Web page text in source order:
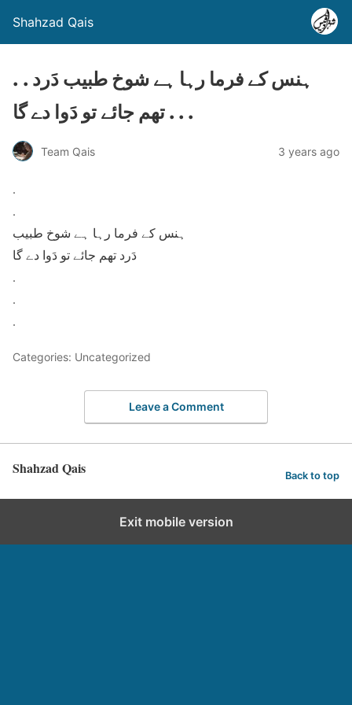
Shahzad Qais
. . ہنس کے فرما رہا ہے شوخ طبیب دَرد
تھم جائے تو دَوا دے گا . . .
Team Qais 3 years ago
.
.
ہنس کے فرما رہا ہے شوخ طبیب
دَرد تھم جائے تو دَوا دے گا
.
.
.
Categories: Uncategorized
Leave a Comment
Shahzad Qais Back to top
Exit mobile version